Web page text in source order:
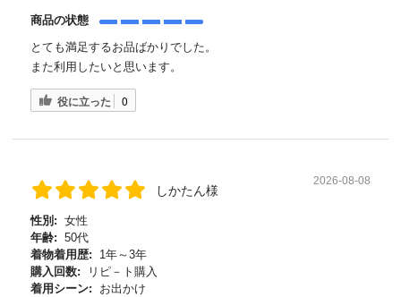
商品の状態
とても満足するお品ばかりでした。
また利用したいと思います。
役に立った 0
しかたん様
2026-08-08
性別: 女性
年齢: 50代
着物着用歴:
1年～3年
購入回数:
リピ－ト購入
着用シーン:
お出かけ